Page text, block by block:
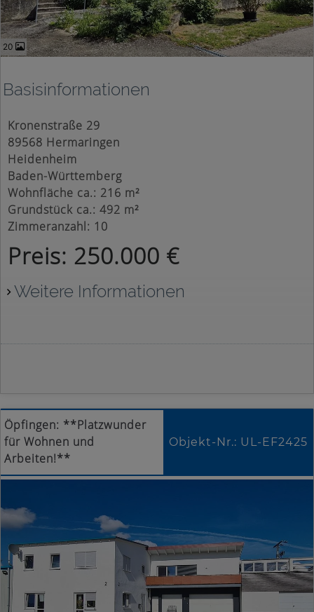
20
Basisinformationen
Kronenstraße 29
89568 Hermaringen
Heidenheim
Baden-Württemberg
Preis: 250.000 €
Wohnfläche ca.: 216 m²
Grundstück ca.: 492 m²
Zimmeranzahl: 10
Weitere Informationen
Öpfingen: **Platzwunder
für Wohnen und
Arbeiten!**
Objekt-Nr.: UL-EF2425